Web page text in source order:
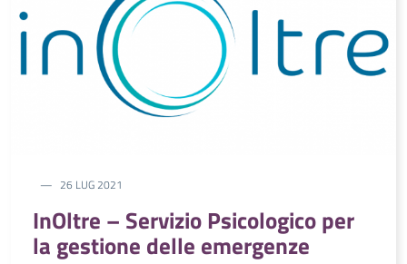
26 LUG 2021
InOltre – Servizio Psicologico per
la gestione delle emergenze